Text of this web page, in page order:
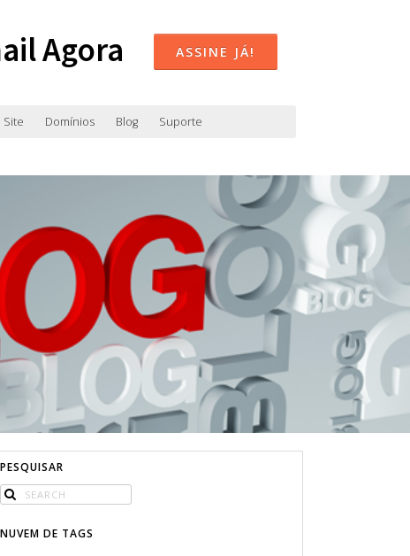
Agora ASSINE JÁ!
Site Domínios Blog Suporte
PESQUISAR
NUVEM DE TAGS